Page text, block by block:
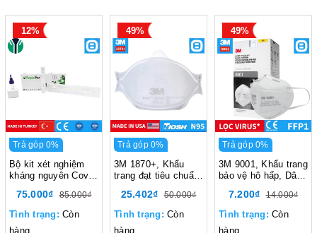
Trả góp 0%
12%
Bộ kit xét nghiệm
kháng nguyên Covid
CoV-2 Rapid Antigen
Test (VSCD02), Thổ
Nhỉ Kỳ
75.000₫ 85.000₫
Tình trạng: Còn
hàng
Trả góp 0%
49%
3M 1870+, Khẩu
trang đạt tiêu chuẩn
bụi mịn, mầm bệnh,
virus trong không
khí, Màu trắng
25.402₫ 50.000₫
Tình trạng: Còn
hàng
Trả góp 0%
49%
3M 9001, Khẩu trang
bảo vệ hô hấp, Dây
trắng, XH003897556
7.200₫ 14.000₫
Tình trạng: Còn
hàng